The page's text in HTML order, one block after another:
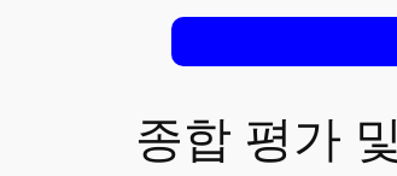
종합 평가